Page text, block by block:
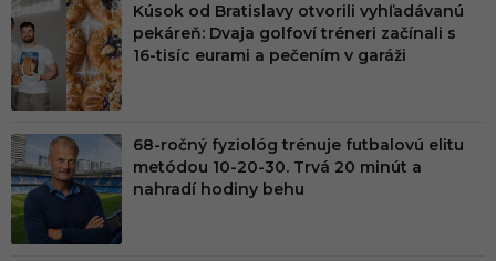
Kúsok od Bratislavy otvorili vyhľadávanú
pekáreň: Dvaja golfoví tréneri začínali s
16-tisíc eurami a pečením v garáži
68-ročný fyziológ trénuje futbalovú elitu
metódou 10-20-30. Trvá 20 minút a
nahradí hodiny behu